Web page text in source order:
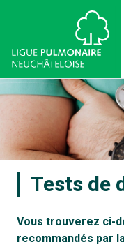
LPNE, Ligue pulmonaire
Tests de
Vous trouverez ci-
recommandés par